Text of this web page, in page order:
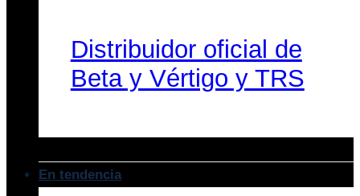
Distribuidor oficial de
Beta y Vértigo y TRS
En tendencia